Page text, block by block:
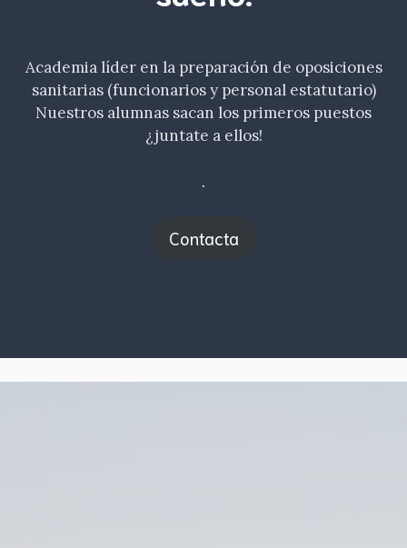
Academia líder en la preparación de oposiciones
sanitarias (funcionarios y personal estatutario)
Nuestros alumnas sacan los primeros puestos
¿juntate a ellos!
.
Contacta